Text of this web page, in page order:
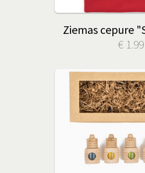
Ziemas cepure
€ 1.99